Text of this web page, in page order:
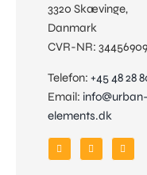
3320 Skævinge,
Danmark
CVR-NR: 34456909
Telefon: +45 48 28
Email: info@urban-
elements.dk